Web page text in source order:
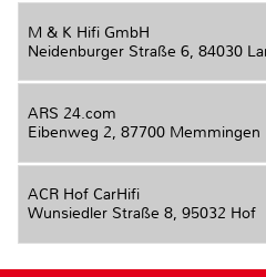
M & K Hifi GmbH
Neidenburger Straße 6, 84030
ARS 24.com
Eibenweg 2, 87700 Memmingen
ACR Hof CarHifi
Wunsiedler Straße 8, 95032 Hof